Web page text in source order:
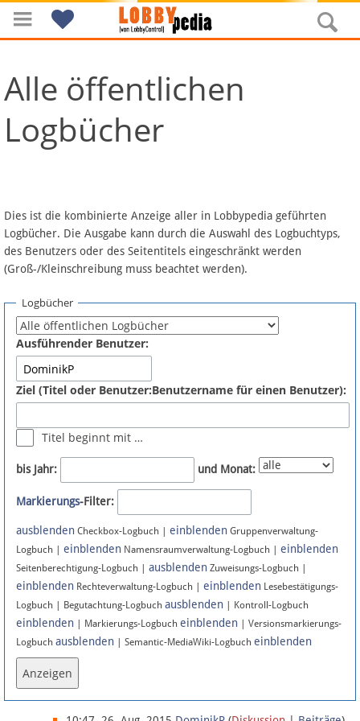
Über Lobbypedia
Inhalt A-Z
FAQ
Spenden
Fehler melden
Vernetzen
Facebook
Anmelden
Alle öffentlichen
Logbücher
Dies ist die kombinierte Anzeige aller in Lobbypedia geführten
Logbücher. Die Ausgabe kann durch die Auswahl des Logbuchtyps,
des Benutzers oder des Seitentitels eingeschränkt werden
(Groß-/Kleinschreibung muss beachtet werden).
Logbücher
Ausführender Benutzer:
Ziel (Titel oder Benutzer:Benutzername für einen Benutzer):
Titel beginnt mit …
bis Jahr: und Monat:
Markierungs-Filter:
ausblenden Checkbox-Logbuch | einblenden Gruppenverwaltung-
Logbuch | einblenden Namensraumverwaltung-Logbuch | einblenden
Seitenberechtigung-Logbuch | ausblenden Zuweisungs-Logbuch |
einblenden Rechteverwaltung-Logbuch | einblenden Lesebestätigungs-
Logbuch | Begutachtung-Logbuch ausblenden | Kontroll-Logbuch
einblenden | Markierungs-Logbuch einblenden | Versionsmarkierungs-
Logbuch ausblenden | Semantic-MediaWiki-Logbuch einblenden